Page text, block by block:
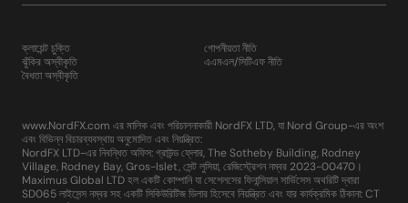
ক্লায়েন্ট চুক্তি
ঝুঁকির অস্বীকৃতি
বৈধতা অস্বীকৃতি
গোপনীয়তা নীতি
এএমএল/সিটিএফ নীতি
www.NordFX.com এর মালিক এবং পরিচালনাকারী NordFX LTD, যা Nord Group-এর অংশ
এবং বিভিন্ন বিচারব্যবস্থায় অনুমোদিত এবং নিয়ন্ত্রিত:
NordFX LTD-এর নিবন্ধিত অফিস: গ্রাউন্ড ফ্লোর, The Sotheby Building, Rodney
Village, Rodney Bay, Gros-Islet, সেন্ট লুসিয়া, রেজিস্ট্রেশন নম্বর 2023-00470।
Maximus Global LTD হল একটি কোম্পানি যা সেশেলসের ফিনান্সিয়াল সার্ভিসেস অথরিটি দ্বারা
SD065 লাইসেন্স নম্বর সহ একটি সিকিউরিটিজ ডিলার হিসেবে নিয়ন্ত্রিত এবং যার কার্যক্রমিক ঠিকানা: CT